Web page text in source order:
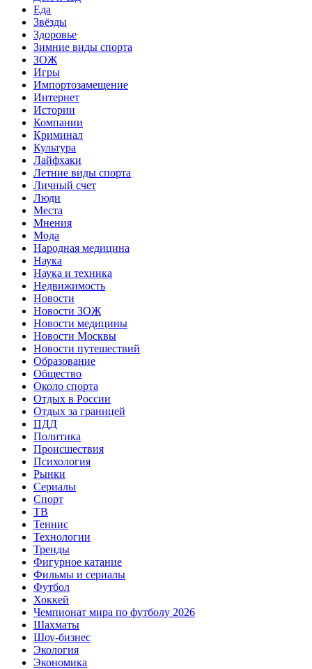
Еда
Звёзды
Здоровье
Зимние виды спорта
ЗОЖ
Игры
Импортозамещение
Интернет
Истории
Компании
Криминал
Культура
Лайфхаки
Летние виды спорта
Личный счет
Люди
Места
Мнения
Мода
Народная медицина
Наука
Наука и техника
Недвижимость
Новости
Новости ЗОЖ
Новости медицины
Новости Москвы
Новости путешествий
Образование
Общество
Около спорта
Отдых в России
Отдых за границей
ПДД
Политика
Происшествия
Психология
Рынки
Сериалы
Спорт
ТВ
Теннис
Технологии
Тренды
Фигурное катание
Фильмы и сериалы
Футбол
Хоккей
Чемпионат мира по футболу 2026
Шахматы
Шоу-бизнес
Экология
Экономика